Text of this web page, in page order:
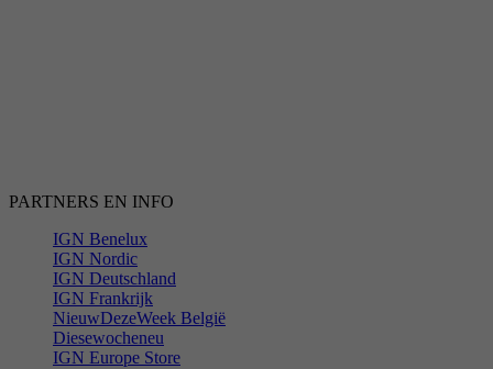
PARTNERS EN INFO
IGN Benelux
IGN Nordic
IGN Deutschland
IGN Frankrijk
NieuwDezeWeek België
Diesewocheneu
IGN Europe Store